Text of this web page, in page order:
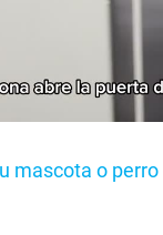
mascota o perro